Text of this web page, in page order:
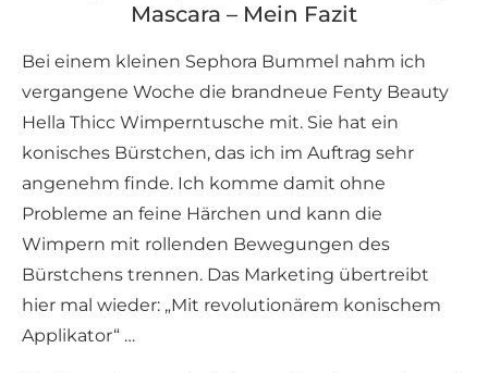
Mascara – Mein Fazit
Bei einem kleinen Sephora Bummel nahm ich
vergangene Woche die brandneue Fenty Beauty
Hella Thicc Wimperntusche mit. Sie hat ein
konisches Bürstchen, das ich im Auftrag sehr
angenehm finde. Ich komme damit ohne
Probleme an feine Härchen und kann die
Wimpern mit rollenden Bewegungen des
Bürstchens trennen. Das Marketing übertreibt
hier mal wieder: „Mit revolutionärem konischem
Applikator“ …